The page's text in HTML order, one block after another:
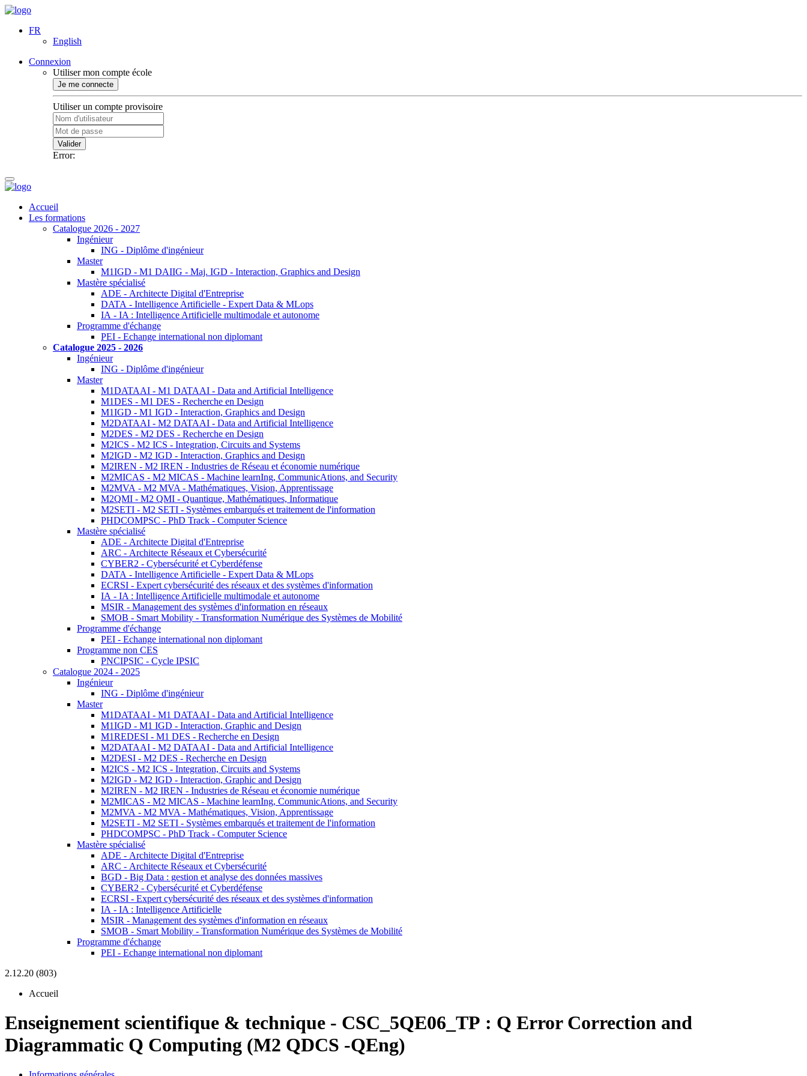
FR
English
Connexion
Utiliser mon compte école
Je me connecte
Utiliser un compte provisoire
Valider
Error:
Accueil
Les formations
Catalogue 2026 - 2027
Ingénieur
ING - Diplôme d'ingénieur
Master
M1IGD - M1 DAIIG - Maj. IGD - Interaction, Graphics and Design
Mastère spécialisé
ADE - Architecte Digital d'Entreprise
DATA - Intelligence Artificielle - Expert Data & MLops
IA - IA : Intelligence Artificielle multimodale et autonome
Programme d'échange
PEI - Echange international non diplomant
Catalogue 2025 - 2026
Ingénieur
ING - Diplôme d'ingénieur
Master
M1DATAAI - M1 DATAAI - Data and Artificial Intelligence
M1DES - M1 DES - Recherche en Design
M1IGD - M1 IGD - Interaction, Graphics and Design
M2DATAAI - M2 DATAAI - Data and Artificial Intelligence
M2DES - M2 DES - Recherche en Design
M2ICS - M2 ICS - Integration, Circuits and Systems
M2IGD - M2 IGD - Interaction, Graphics and Design
M2IREN - M2 IREN - Industries de Réseau et économie numérique
M2MICAS - M2 MICAS - Machine learnIng, CommunicAtions, and Security
M2MVA - M2 MVA - Mathématiques, Vision, Apprentissage
M2QMI - M2 QMI - Quantique, Mathématiques, Informatique
M2SETI - M2 SETI - Systèmes embarqués et traitement de l'information
PHDCOMPSC - PhD Track - Computer Science
Mastère spécialisé
ADE - Architecte Digital d'Entreprise
ARC - Architecte Réseaux et Cybersécurité
CYBER2 - Cybersécurité et Cyberdéfense
DATA - Intelligence Artificielle - Expert Data & MLops
ECRSI - Expert cybersécurité des réseaux et des systèmes d'information
IA - IA : Intelligence Artificielle multimodale et autonome
MSIR - Management des systèmes d'information en réseaux
SMOB - Smart Mobility - Transformation Numérique des Systèmes de Mobilité
Programme d'échange
PEI - Echange international non diplomant
Programme non CES
PNCIPSIC - Cycle IPSIC
Catalogue 2024 - 2025
Ingénieur
ING - Diplôme d'ingénieur
Master
M1DATAAI - M1 DATAAI - Data and Artificial Intelligence
M1IGD - M1 IGD - Interaction, Graphic and Design
M1REDESI - M1 DES - Recherche en Design
M2DATAAI - M2 DATAAI - Data and Artificial Intelligence
M2DESI - M2 DES - Recherche en Design
M2ICS - M2 ICS - Integration, Circuits and Systems
M2IGD - M2 IGD - Interaction, Graphic and Design
M2IREN - M2 IREN - Industries de Réseau et économie numérique
M2MICAS - M2 MICAS - Machine learnIng, CommunicAtions, and Security
M2MVA - M2 MVA - Mathématiques, Vision, Apprentissage
M2SETI - M2 SETI - Systèmes embarqués et traitement de l'information
PHDCOMPSC - PhD Track - Computer Science
Mastère spécialisé
ADE - Architecte Digital d'Entreprise
ARC - Architecte Réseaux et Cybersécurité
BGD - Big Data : gestion et analyse des données massives
CYBER2 - Cybersécurité et Cyberdéfense
ECRSI - Expert cybersécurité des réseaux et des systèmes d'information
IA - IA : Intelligence Artificielle
MSIR - Management des systèmes d'information en réseaux
SMOB - Smart Mobility - Transformation Numérique des Systèmes de Mobilité
Programme d'échange
PEI - Echange international non diplomant
2.12.20 (803)
Accueil
Enseignement scientifique & technique - CSC_5QE06_TP : Q Error Correction and
Diagrammatic Q Computing (M2 QDCS -QEng)